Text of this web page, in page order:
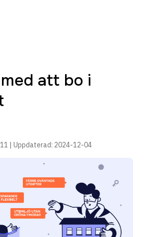
att bo i
| Uppdaterad: 2024-12-04